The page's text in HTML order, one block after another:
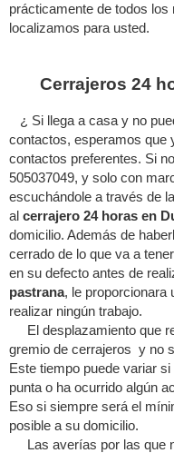
prácticamente de todos
localizamos para usted.
Cerrajeros 24
¿ Si llega a casa y no
contactos, esperamos que
contactos preferentes. Si
505037049, y solo con
escuchándole a través de
al cerrajero 24 horas en
domicilio. Además de
cerrado de lo que va a
en su defecto antes de
pastrana, le proporcionara
realizar ningún trabajo.
El desplazamiento que
gremio de cerrajeros y no
Este tiempo puede variar
punta o ha ocurrido algún
Eso si siempre será el
posible a su domicilio.
Las averías por las que